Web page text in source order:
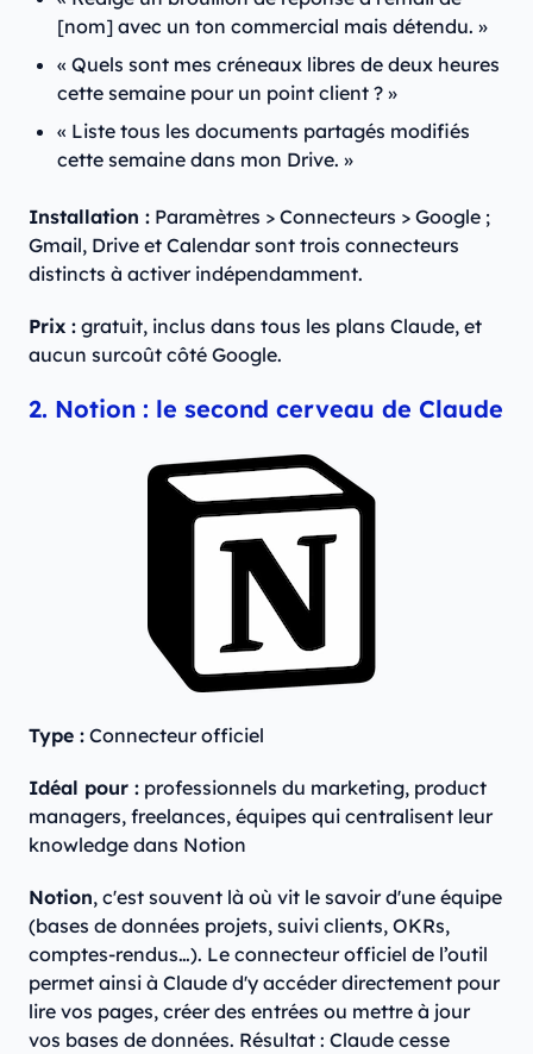
[nom] avec un ton commercial mais détendu. »
« Quels sont mes créneaux libres de deux heures
cette semaine pour un point client ? »
« Liste tous les documents partagés modifiés
cette semaine dans mon Drive. »
Installation : Paramètres > Connecteurs > Google ;
Gmail, Drive et Calendar sont trois connecteurs
distincts à activer indépendamment.
Prix : gratuit, inclus dans tous les plans Claude, et
aucun surcoût côté Google.
2. Notion : le second cerveau de Claude
Type : Connecteur officiel
Idéal pour : professionnels du marketing, product
managers, freelances, équipes qui centralisent leur
knowledge dans Notion
Notion, c'est souvent là où vit le savoir d'une équipe
(bases de données projets, suivi clients, OKRs,
comptes-rendus…). Le connecteur officiel de l’outil
permet ainsi à Claude d'y accéder directement pour
lire vos pages, créer des entrées ou mettre à jour
vos bases de données. Résultat : Claude cesse